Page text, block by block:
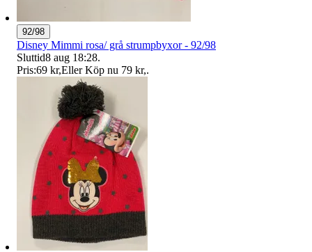
92/98
Disney Mimmi rosa/ grå strumpbyxor - 92/98
Sluttid8 aug 18:28.
Pris:69 kr,Eller Köp nu 79 kr,.